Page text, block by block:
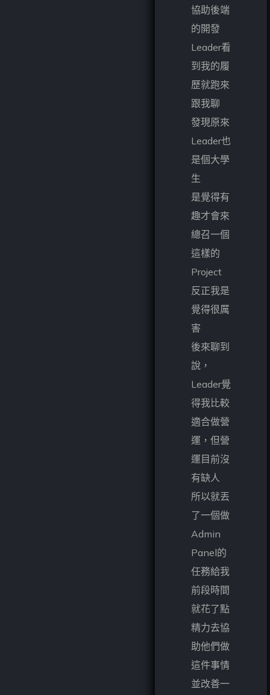
協助後端
的開發
Leader看
到我的履
歷就跑來
跟我聊
發現原來
Leader也
是個大學
生
是覺得有
趣才會來
總召一個
這樣的
Project
反正我是
覺得很厲
害
後來聊到
說，
Leader覺
得我比較
適合做營
運，但營
運目前沒
有缺人
所以就丟
了一個做
Admin
Panel的
任務給我
前段時間
就花了點
精力去協
助他們做
這件事情
並改善一